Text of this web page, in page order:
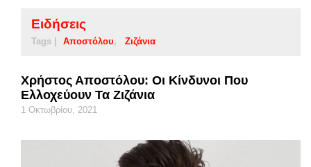
Ειδήσεις
Tags | Αποστόλου Ζιζάνια
Χρήστος Αποστόλου: Οι Κίνδυνοι Που
Ελλοχεύουν Τα Ζιζάνια
1 Οκτωβρίου, 2021